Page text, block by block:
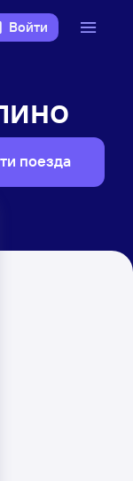
Войти
поезда